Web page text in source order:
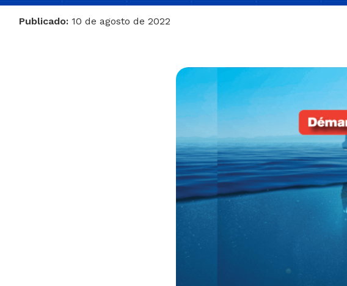
Publicado: 10 de agosto de 2022